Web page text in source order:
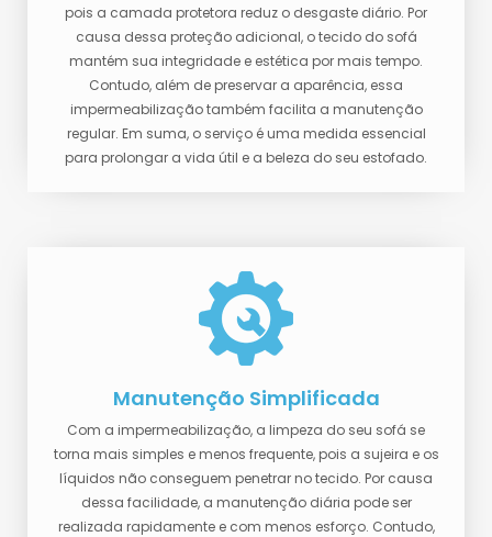
pois a camada protetora reduz o desgaste diário. Por
causa dessa proteção adicional, o tecido do sofá
mantém sua integridade e estética por mais tempo.
Contudo, além de preservar a aparência, essa
impermeabilização também facilita a manutenção
regular. Em suma, o serviço é uma medida essencial
para prolongar a vida útil e a beleza do seu estofado.
Manutenção Simplificada
Com a impermeabilização, a limpeza do seu sofá se
torna mais simples e menos frequente, pois a sujeira e os
líquidos não conseguem penetrar no tecido. Por causa
dessa facilidade, a manutenção diária pode ser
realizada rapidamente e com menos esforço. Contudo,